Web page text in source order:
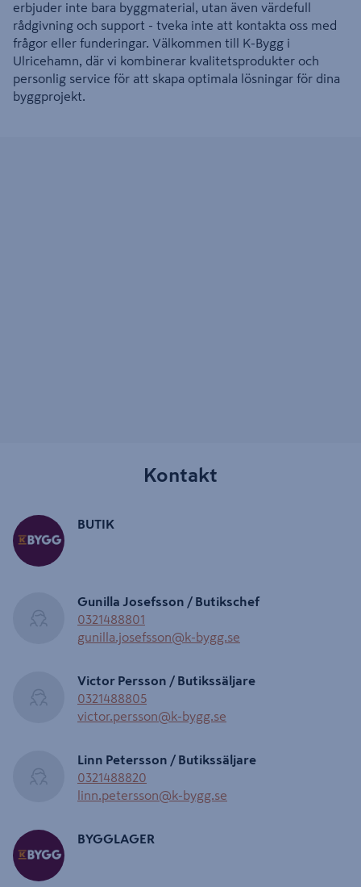
erbjuder inte bara byggmaterial, utan även värdefull
rådgivning och support - tveka inte att kontakta oss med
frågor eller funderingar. Välkommen till K-Bygg i
Ulricehamn, där vi kombinerar kvalitetsprodukter och
personlig service för att skapa optimala lösningar för dina
byggprojekt.
Kontakt
BUTIK
Gunilla Josefsson / Butikschef
0321488801
gunilla.josefsson@k-bygg.se
Victor Persson / Butikssäljare
0321488805
victor.persson@k-bygg.se
Linn Petersson / Butikssäljare
0321488820
linn.petersson@k-bygg.se
BYGGLAGER